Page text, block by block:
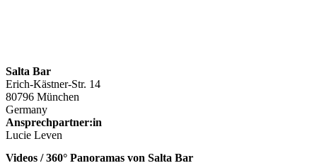
Salta Bar
Erich-Kästner-Str. 14
80796 München
Germany
Ansprechpartner:in
Lucie Leven
Videos / 360° Panoramas von Salta Bar